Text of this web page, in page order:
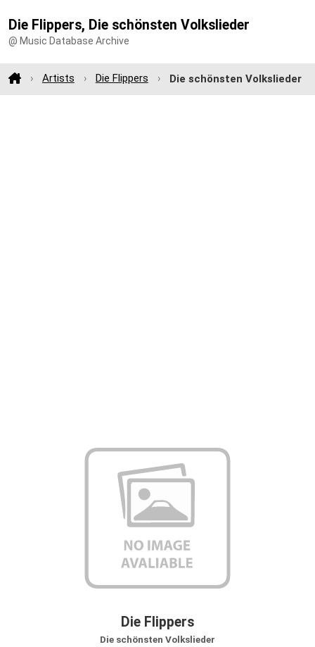
Die Flippers, Die schönsten Volkslieder
@ Music Database Archive
Artists Die Flippers Die schönsten Volkslieder
Die Flippers
Die schönsten Volkslieder